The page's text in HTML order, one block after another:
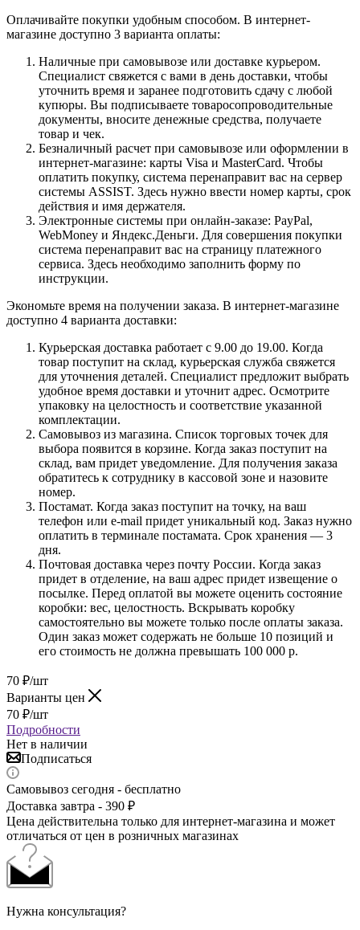
Оплачивайте покупки удобным способом. В интернет-
магазине доступно 3 варианта оплаты:
Наличные при самовывозе или доставке курьером.
Специалист свяжется с вами в день доставки, чтобы
уточнить время и заранее подготовить сдачу с любой
купюры. Вы подписываете товаросопроводительные
документы, вносите денежные средства, получаете
товар и чек.
Безналичный расчет при самовывозе или оформлении в
интернет-магазине: карты Visa и MasterCard. Чтобы
оплатить покупку, система перенаправит вас на сервер
системы ASSIST. Здесь нужно ввести номер карты, срок
действия и имя держателя.
Электронные системы при онлайн-заказе: PayPal,
WebMoney и Яндекс.Деньги. Для совершения покупки
система перенаправит вас на страницу платежного
сервиса. Здесь необходимо заполнить форму по
инструкции.
Экономьте время на получении заказа. В интернет-магазине
доступно 4 варианта доставки:
Курьерская доставка работает с 9.00 до 19.00. Когда
товар поступит на склад, курьерская служба свяжется
для уточнения деталей. Специалист предложит выбрать
удобное время доставки и уточнит адрес. Осмотрите
упаковку на целостность и соответствие указанной
комплектации.
Самовывоз из магазина. Список торговых точек для
выбора появится в корзине. Когда заказ поступит на
склад, вам придет уведомление. Для получения заказа
обратитесь к сотруднику в кассовой зоне и назовите
номер.
Постамат. Когда заказ поступит на точку, на ваш
телефон или e-mail придет уникальный код. Заказ нужно
оплатить в терминале постамата. Срок хранения — 3
дня.
Почтовая доставка через почту России. Когда заказ
придет в отделение, на ваш адрес придет извещение о
посылке. Перед оплатой вы можете оценить состояние
коробки: вес, целостность. Вскрывать коробку
самостоятельно вы можете только после оплаты заказа.
Один заказ может содержать не больше 10 позиций и
его стоимость не должна превышать 100 000 р.
70 ₽/шт
Варианты цен
70 ₽/шт
Подробности
Нет в наличии
Подписаться
Самовывоз сегодня - бесплатно
Доставка завтра - 390 ₽
Цена действительна только для интернет-магазина и может
отличаться от цен в розничных магазинах
Нужна консультация?